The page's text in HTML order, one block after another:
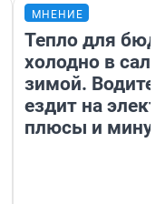
МНЕНИЕ
Тепло для
холодно в
зимой.
ездит на
плюсы и